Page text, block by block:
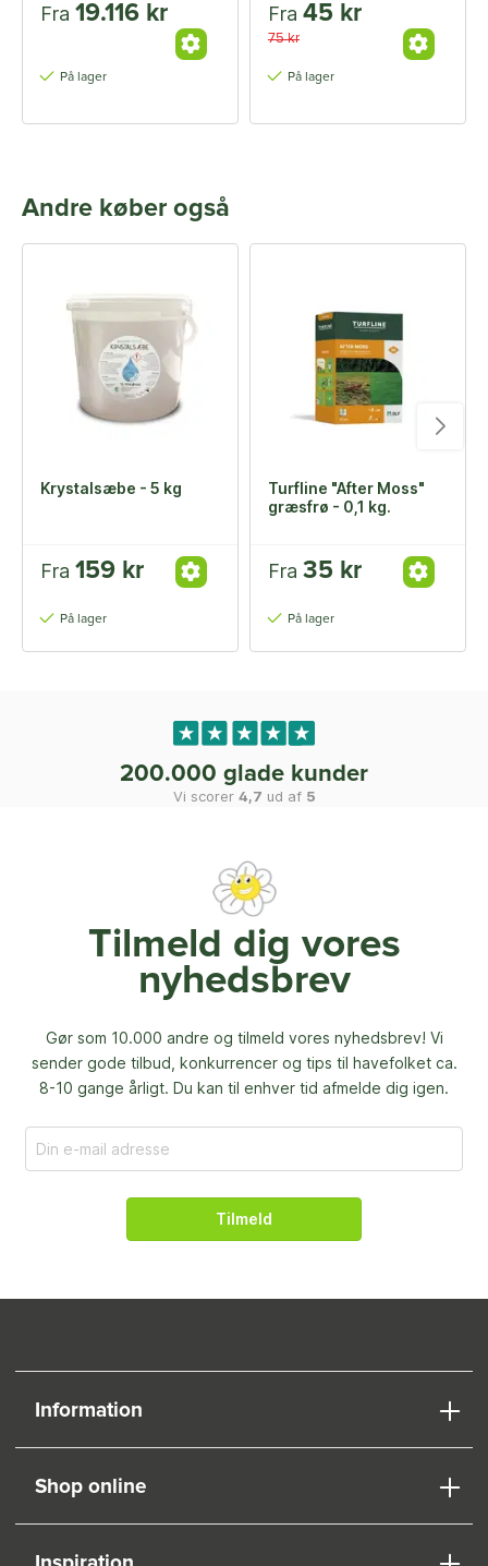
Fra 19.116 kr
På lager
Fra 45 kr
75 kr
På lager
Andre køber også
Krystalsæbe - 5 kg
Fra 159 kr
På lager
Turfline "After Moss"
græsfrø - 0,1 kg.
Fra 35 kr
På lager
200.000 glade kunder
Vi scorer 4,7 ud af 5
Tilmeld dig vores
nyhedsbrev
Gør som 10.000 andre og tilmeld vores nyhedsbrev! Vi
sender gode tilbud, konkurrencer og tips til havefolket ca.
8-10 gange årligt. Du kan til enhver tid afmelde dig igen.
Tilmeld
Information
Shop online